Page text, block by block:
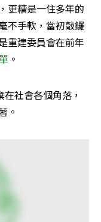
更糟是一住多年的
不手軟，當初敲鑼
重建委員會在前年
。
社會各個角落，
。